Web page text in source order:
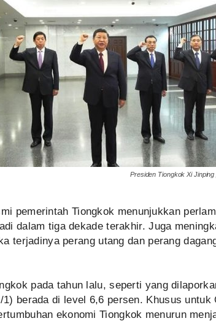
Presiden Tiongkok Xi
pemerintah Tiongkok menunjukkan
dalam tiga dekade terakhir. Juga
terjadinya perang utang dan perang
pada tahun lalu, seperti yang
1) berada di level 6,6 persen. Khusus untuk
ekonomi Tiongkok menurun